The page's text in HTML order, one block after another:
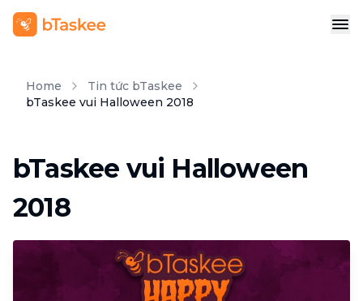
Home
Tin tức bTaskee
bTaskee vui Halloween 2018
bTaskee vui Halloween
2018